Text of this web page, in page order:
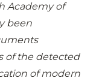
Academy of
been
of the detected
of modern